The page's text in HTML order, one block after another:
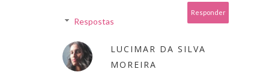
Responder
Respostas
LUCIMAR DA SILVA
MOREIRA